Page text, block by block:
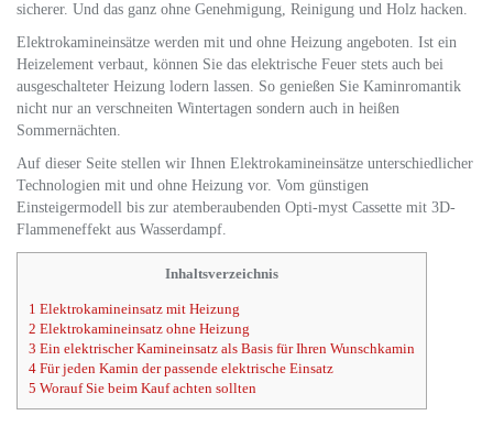
sicherer. Und das ganz ohne Genehmigung, Reinigung und Holz hacken.
Elektrokamineinsätze werden mit und ohne Heizung angeboten. Ist ein
Heizelement verbaut, können Sie das elektrische Feuer stets auch bei
ausgeschalteter Heizung lodern lassen. So genießen Sie Kaminromantik
nicht nur an verschneiten Wintertagen sondern auch in heißen
Sommernächten.
Auf dieser Seite stellen wir Ihnen Elektrokamineinsätze unterschiedlicher
Technologien mit und ohne Heizung vor. Vom günstigen
Einsteigermodell bis zur atemberaubenden Opti-myst Cassette mit 3D-
Flammeneffekt aus Wasserdampf.
Inhaltsverzeichnis
1 Elektrokamineinsatz mit Heizung
2 Elektrokamineinsatz ohne Heizung
3 Ein elektrischer Kamineinsatz als Basis für Ihren Wunschkamin
4 Für jeden Kamin der passende elektrische Einsatz
5 Worauf Sie beim Kauf achten sollten